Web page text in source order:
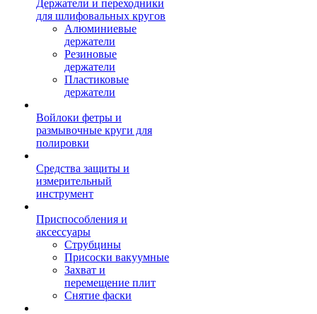
Держатели и переходники
для шлифовальных кругов
Алюминиевые
держатели
Резиновые
держатели
Пластиковые
держатели
Войлоки фетры и
размывочные круги для
полировки
Средства защиты и
измерительный
инструмент
Приспособления и
аксессуары
Струбцины
Присоски вакуумные
Захват и
перемещение плит
Снятие фаски